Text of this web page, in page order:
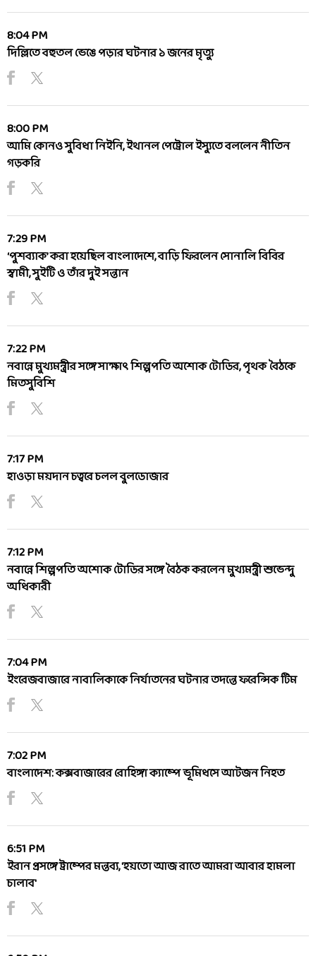
8:04 PM
দিল্লিতে বহুতল ভেঙে পড়ার ঘটনার ১ জনের মৃত্যু
8:00 PM
আমি কোনও সুবিধা নিইনি, ইথানল পেট্রোল ইস্যুতে বললেন নীতিন
গড়করি
7:29 PM
‘পুশব্যাক’ করা হয়েছিল বাংলাদেশে, বাড়ি ফিরলেন সোনালি বিবির
স্বামী, সুইটি ও তাঁর দুই সন্তান
7:22 PM
নবান্নে মুখ্যমন্ত্রীর সঙ্গে সাক্ষাৎ শিল্পপতি অশোক টোডির, পৃথক বৈঠকে
মিতসুবিশি
7:17 PM
হাওড়া ময়দান চত্বরে চলল বুলডোজার
7:12 PM
নবান্নে শিল্পপতি অশোক টোডির সঙ্গে বৈঠক করলেন মুখ্যমন্ত্রী শুভেন্দু
অধিকারী
7:04 PM
ইংরেজবাজারে নাবালিকাকে নির্যাতনের ঘটনার তদন্তে ফরেন্সিক টিম
7:02 PM
বাংলাদেশ: কক্সবাজারের রোহিঙ্গা ক্যাম্পে ভূমিধসে আটজন নিহত
6:51 PM
ইরান প্রসঙ্গে ট্রাম্পের মন্তব্য, 'হয়তো আজ রাতে আমরা আবার হামলা
চালাব'